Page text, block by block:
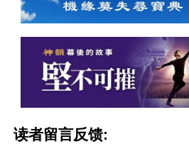
读者留言反馈: